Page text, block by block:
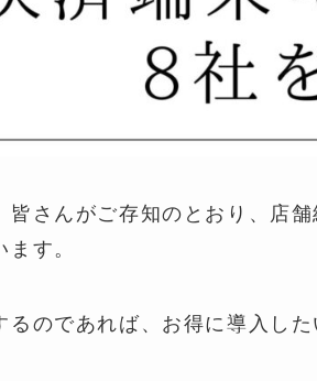
皆さんがご存知のとおり、店舗
ます。
るのであれば、お得に導入し